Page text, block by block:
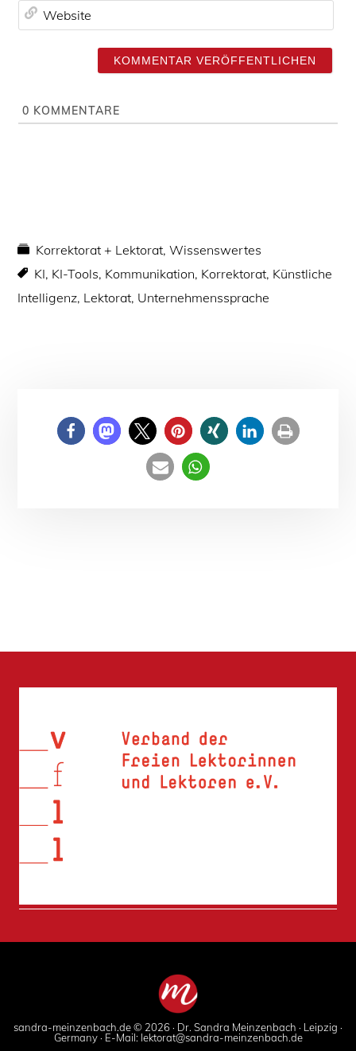
ae
e
0 KOMMENTARE
Korrektorat + Lektorat,Wissenswertes
KI, KI-Tools, Kommunikation, Korrektorat, Künstliche
Intelligenz, Lektorat, Unternehmenssprache
sandra-meinzenbach.de © 2026 · Dr. Sandra Meinzenbach · Leipzig ·
Germany · E-Mail: lektorat@sandra-meinzenbach.de